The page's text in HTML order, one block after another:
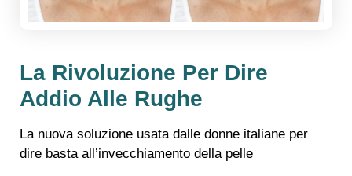
La Rivoluzione Per Dire
Addio Alle Rughe
La nuova soluzione usata dalle donne italiane per
dire basta all’invecchiamento della pelle